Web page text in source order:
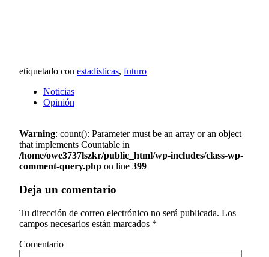
etiquetado con estadisticas, futuro
Noticias
Opinión
Warning: count(): Parameter must be an array or an object
that implements Countable in
/home/owe3737lszkr/public_html/wp-includes/class-wp-
comment-query.php on line 399
Deja un comentario
Tu dirección de correo electrónico no será publicada. Los
campos necesarios están marcados *
Comentario